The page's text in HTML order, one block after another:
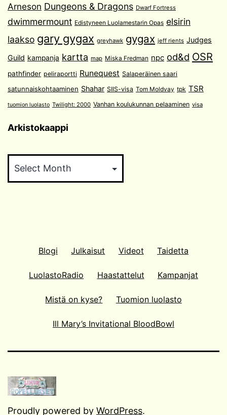
Arneson Dungeons & Dragons Dwarf Fortress
dwimmermount Edistyneen Luolamestarin Opas elsirin
laakso gary gygax greyhawk gygax jeff rients Judges
Guild kampanja kartta map Miska Fredman npc od&d OSR
pathfinder peliraportti Runequest Salaperäinen saari
satunnaiskohtaaminen Shahar SIIS-visa Tom Moldvay tpk TSR
tuomion luolasto Twilight: 2000 Vanhan koulukunnan pelaaminen visa
Arkistokaappi
Blogi Julkaisut Videot Taidetta
LuolastoRadio Haastattelut Kampanjat
Mistä on kyse? Tuomion luolasto
Ill Mary’s Invitational BloodBowl
Proudly powered by WordPress.